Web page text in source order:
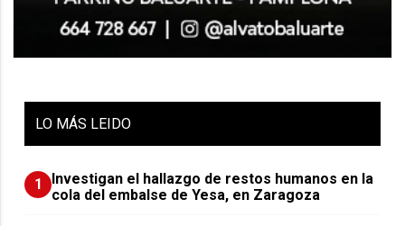
LO MÁS LEIDO
1
Investigan el hallazgo de restos humanos en la
cola del embalse de Yesa, en Zaragoza